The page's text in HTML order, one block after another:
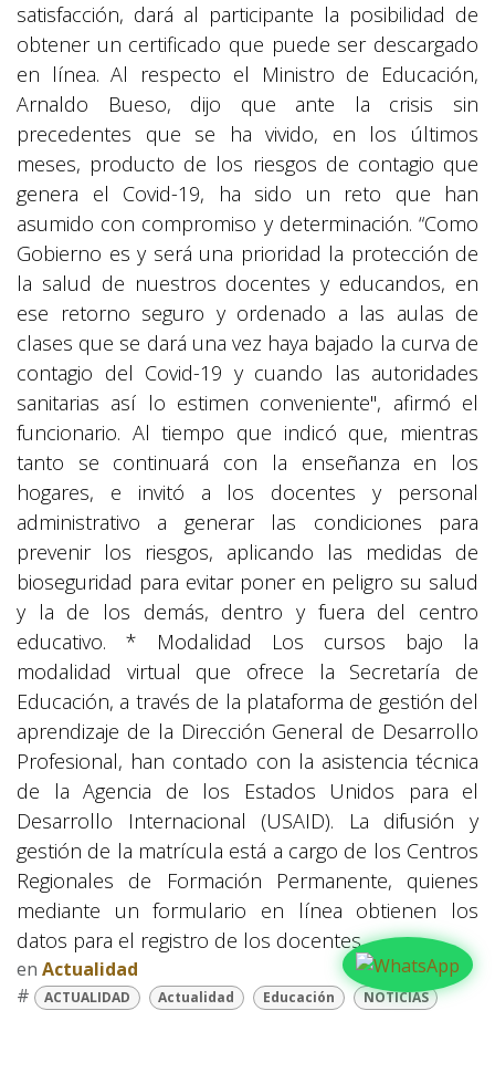
satisfacción, dará al participante la posibilidad de
obtener un certificado que puede ser descargado
en línea. Al respecto el Ministro de Educación,
Arnaldo Bueso, dijo que ante la crisis sin
precedentes que se ha vivido, en los últimos
meses, producto de los riesgos de contagio que
genera el Covid-19, ha sido un reto que han
asumido con compromiso y determinación. “Como
Gobierno es y será una prioridad la protección de
la salud de nuestros docentes y educandos, en
ese retorno seguro y ordenado a las aulas de
clases que se dará una vez haya bajado la curva de
contagio del Covid-19 y cuando las autoridades
sanitarias así lo estimen conveniente", afirmó el
funcionario. Al tiempo que indicó que, mientras
tanto se continuará con la enseñanza en los
hogares, e invitó a los docentes y personal
administrativo a generar las condiciones para
prevenir los riesgos, aplicando las medidas de
bioseguridad para evitar poner en peligro su salud
y la de los demás, dentro y fuera del centro
educativo. * Modalidad Los cursos bajo la
modalidad virtual que ofrece la Secretaría de
Educación, a través de la plataforma de gestión del
aprendizaje de la Dirección General de Desarrollo
Profesional, han contado con la asistencia técnica
de la Agencia de los Estados Unidos para el
Desarrollo Internacional (USAID). La difusión y
gestión de la matrícula está a cargo de los Centros
Regionales de Formación Permanente, quienes
mediante un formulario en línea obtienen los
datos para el registro de los docentes.
en Actualidad
#
ACTUALIDAD Actualidad Educación NOTICIAS